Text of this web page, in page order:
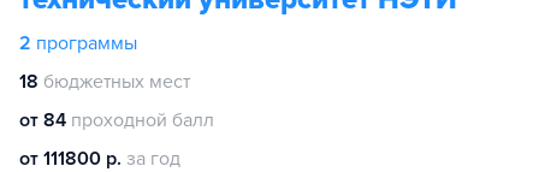
2 программы
18 бюджетных мест
от 84 проходной балл
от 111800 р. за год